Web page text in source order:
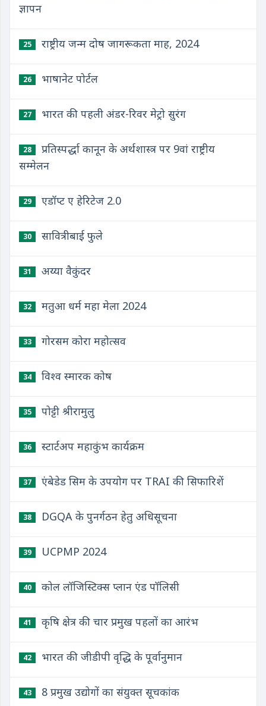
ज्ञापन
25 राष्ट्रीय जन्म दोष जागरूकता माह, 2024
26 भाषानेट पोर्टल
27 भारत की पहली अंडर-रिवर मेट्रो सुरंग
28
प्रतिस्पर्द्धा कानून के अर्थशास्त्र पर 9वां राष्ट्रीय
सम्मेलन
29 एडॉप्ट ए हेरिटेज 2.0
30 सावित्रीबाई फुले
31 अय्या वैकुंदर
32 मतुआ धर्म महा मेला 2024
33 गोरसम कोरा महोत्सव
34 विश्व स्मारक कोष
35 पोट्टी श्रीरामुलु
36 स्टार्टअप महाकुंभ कार्यक्रम
37 एंबेडेड सिम के उपयोग पर TRAI की सिफारिशें
38 DGQA के पुनर्गठन हेतु अधिसूचना
39 UCPMP 2024
40 कोल लॉजिस्टिक्स प्लान एंड पॉलिसी
41 कृषि क्षेत्र की चार प्रमुख पहलों का आरंभ
42 भारत की जीडीपी वृद्धि के पूर्वानुमान
43 8 प्रमुख उद्योगों का संयुक्त सूचकांक